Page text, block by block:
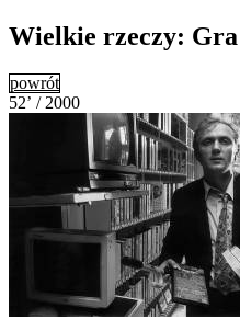
Wielkie rzeczy: Gra
powrót
52’ / 2000